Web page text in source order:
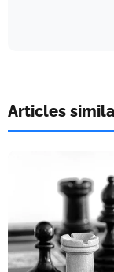
Articles